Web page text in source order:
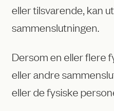
eller tilsvarende, kan
sammenslutningen.
Dersom en eller flere
eller andre
eller de fysiske